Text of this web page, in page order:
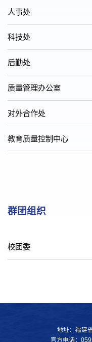
人事处
科技处
后勤处
质量管理办公室
对外合作处
教育质量控制中心
群团组织
校团委
地址：福建
官方电话：